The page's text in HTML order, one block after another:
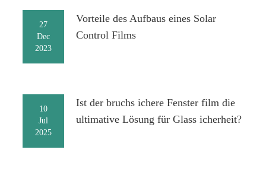
27
Dec
2023
Vorteile des Aufbaus eines Solar
Control Films
10
Jul
2025
Ist der bruchs ichere Fenster film die
ultimative Lösung für Glass icherheit?